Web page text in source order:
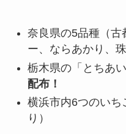
奈良県の5品種（古
ー、ならあかり、珠
栃木県の「とちあ
配布！
横浜市内6つのいち
り）